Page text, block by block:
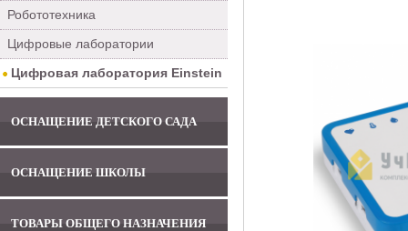
Робототехника
Цифровые лаборатории
Цифровая лаборатория Einstein
ОСНАЩЕНИЕ ДЕТСКОГО САДА
ОСНАЩЕНИЕ ШКОЛЫ
ТОВАРЫ ОБЩЕГО НАЗНАЧЕНИЯ